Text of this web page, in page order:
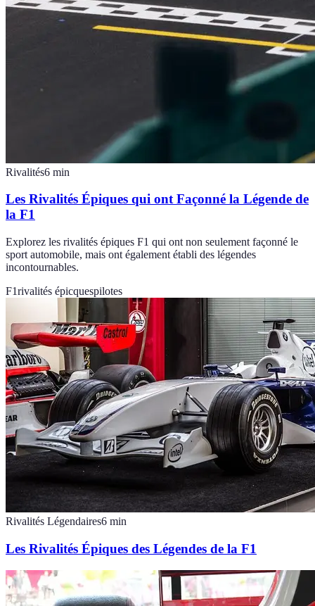
Rivalités6 min
Les Rivalités Épiques qui ont Façonné la Légende de
la F1
Explorez les rivalités épiques F1 qui ont non seulement façonné le
sport automobile, mais ont également établi des légendes
incontournables.
F1rivalités épicquespilotes
Rivalités Légendaires6 min
Les Rivalités Épiques des Légendes de la F1